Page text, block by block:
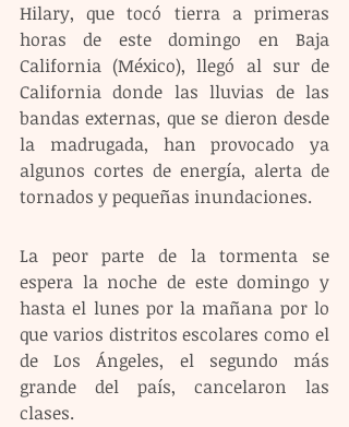
Hilary, que tocó tierra a primeras
horas de este domingo en Baja
California (México), llegó al sur de
California donde las lluvias de las
bandas externas, que se dieron desde
la madrugada, han provocado ya
algunos cortes de energía, alerta de
tornados y pequeñas inundaciones.
La peor parte de la tormenta se
espera la noche de este domingo y
hasta el lunes por la mañana por lo
que varios distritos escolares como el
de Los Ángeles, el segundo más
grande del país, cancelaron las
clases.